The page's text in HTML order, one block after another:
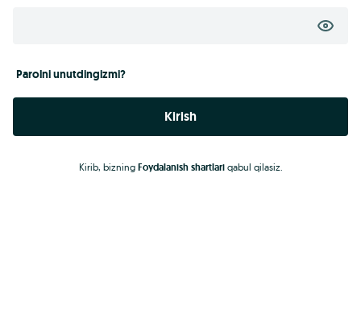
Parolni unutdingizmi?
Kirish
Kirib, bizning Foydalanish shartlariqabul qilasiz.